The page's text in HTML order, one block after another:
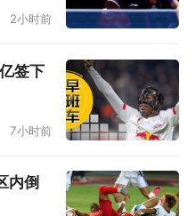
此评价德约：“如果A
划，他能使用所有不
能是阅读比赛能力最
2小时前
签下
7小时前
内倒